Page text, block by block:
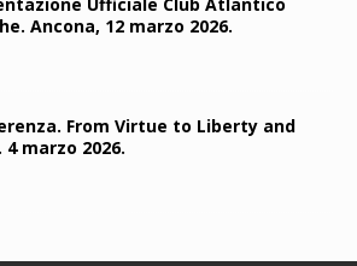
Ancona, 12 marzo 2026.
From Virtue to Liberty and
4 marzo 2026.